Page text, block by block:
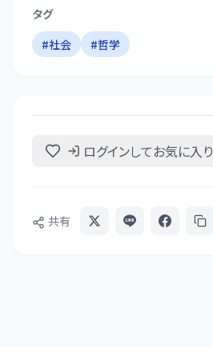
タグ
#社会 #哲学
ログインしてお気に入り
共有